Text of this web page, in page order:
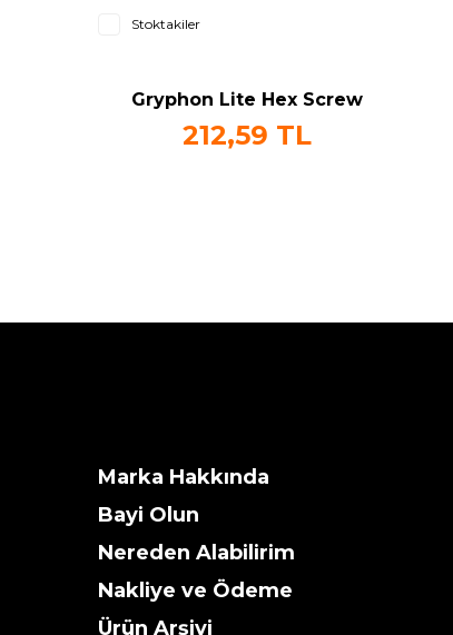
Stoktakiler
Gryphon Lite Hex Screw
6mm
212,59 TL
Marka Hakkında
Bayi Olun
Nereden Alabilirim
Nakliye ve Ödeme
Ürün Arşivi